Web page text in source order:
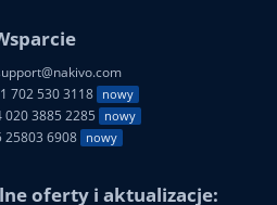
702 530 3118 nowy
3885 2285 nowy
6908 nowy
oferty i aktualizacje: